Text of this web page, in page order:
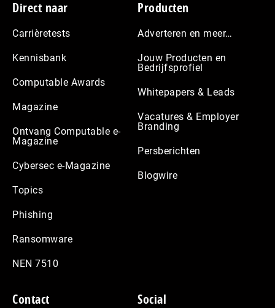
Footer
Direct naar
Carrièretests
Kennisbank
Computable Awards
Magazine
Ontvang Computable e-
Magazine
Cybersec e-Magazine
Topics
Phishing
Ransomware
NEN 7510
Producten
Adverteren en meer…
Jouw Producten en
Bedrijfsprofiel
Whitepapers & Leads
Vacatures & Employer
Branding
Persberichten
Blogwire
Contact Social